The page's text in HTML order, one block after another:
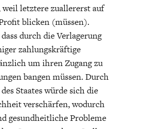
letztere zuallererst auf
blicken (müssen).
durch die Verlagerung
zahlungskräftige
um ihren Zugang zu
bangen müssen. Durch
Staates würde sich die
verschärfen, wodurch
gesundheitliche Probleme